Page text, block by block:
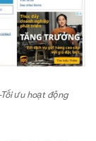
ưu hoạt động